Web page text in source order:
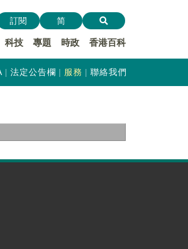
科技 專題 時政 香港百科
訂閱 简
法定公告欄 服務 聯絡我們